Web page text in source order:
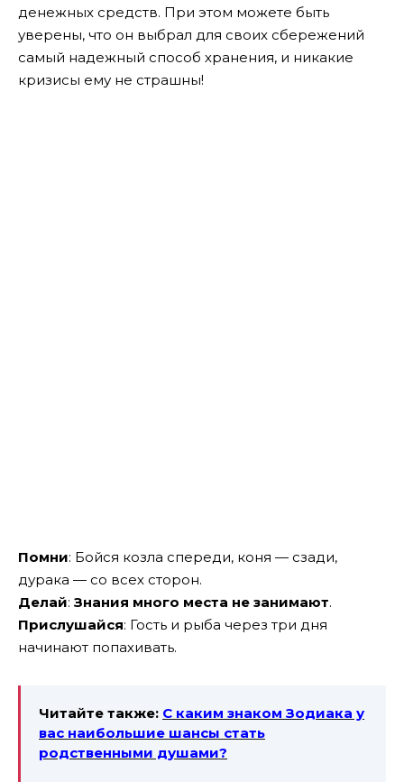
денежных средств. При этом можете быть
уверены, что он выбрал для своих сбережений
самый надежный способ хранения, и никакие
кризисы ему не страшны!
Помни: Бойся козла спереди, коня — сзади,
дурака — со всех сторон.
Делай: Знания много места не занимают.
Прислушайся: Гость и рыба через три дня
начинают попахивать.
Читайте также: С каким знаком Зодиака у
вас наибольшие шансы стать
родственными душами?